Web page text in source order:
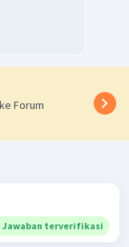
Forum
Jawaban terverifikasi